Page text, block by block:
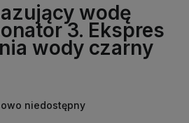
wodę
3. Ekspres
wody czarny
niedostępny